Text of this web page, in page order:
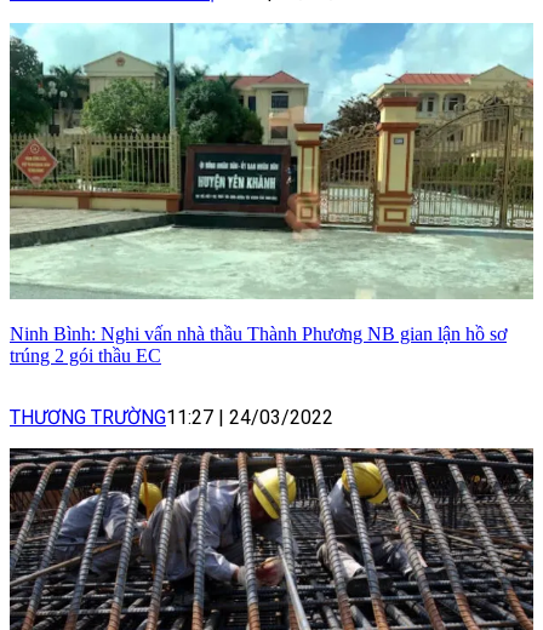
Ninh Bình: Nghi vấn nhà thầu Thành Phương NB gian lận hồ sơ
trúng 2 gói thầu EC
THƯƠNG TRƯỜNG11:27 | 24/03/2022